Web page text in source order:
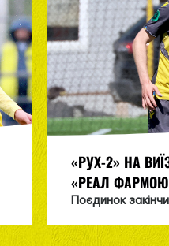
«РУХ-2» НА
«РЕАЛ
Поєдинок